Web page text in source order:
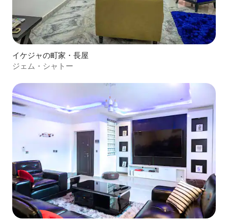
イケジャの町家・長屋
ジェム・シャトー